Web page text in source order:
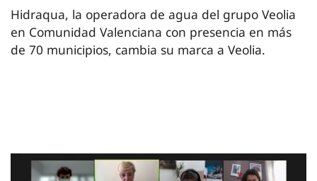
Hidraqua, la operadora de agua del grupo Veolia
en Comunidad Valenciana con presencia en más
de 70 municipios, cambia su marca a Veolia.